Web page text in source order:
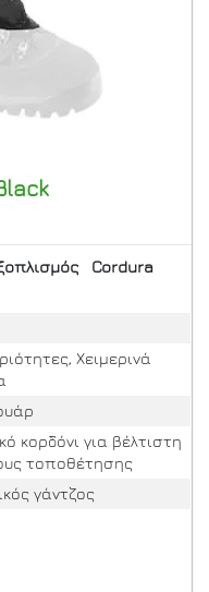
Cordura
Χειμερινά
κορδόνι για βέλτιστη
τοποθέτησης
γάντζος